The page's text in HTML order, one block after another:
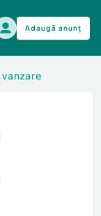
Adaugă anunț